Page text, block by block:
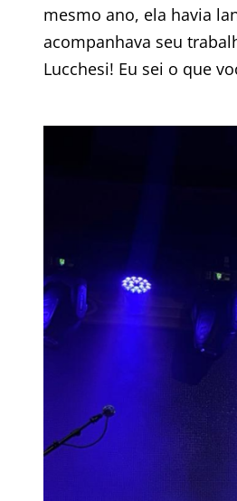
mesmo ano, ela havia
acompanhava seu
Lucchesi! Eu sei o que